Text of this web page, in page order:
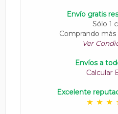
Envío gratis
Sólo 1
Comprando
Ver
Envíos a
Calcular
Excelente